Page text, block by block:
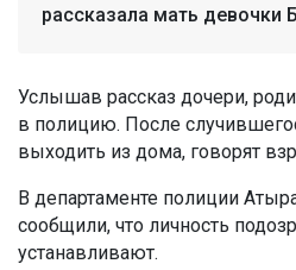
рассказала мать девочки
Услышав рассказ дочери,
в полицию. После
выходить из дома, говорят
В департаменте полиции
сообщили, что личность
устанавливают.